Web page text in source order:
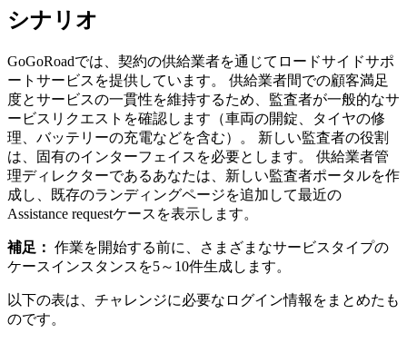
シナリオ
GoGoRoadでは、契約の供給業者を通じてロードサイドサポ
ートサービスを提供しています。 供給業者間での顧客満足
度とサービスの一貫性を維持するため、監査者が一般的なサ
ービスリクエストを確認します（車両の開錠、タイヤの修
理、バッテリーの充電などを含む）。 新しい監査者の役割
は、固有のインターフェイスを必要とします。 供給業者管
理ディレクターであるあなたは、新しい監査者ポータルを作
成し、既存のランディングページを追加して最近の
Assistance requestケースを表示します。
補足： 作業を開始する前に、さまざまなサービスタイプの
ケースインスタンスを5～10件生成します。
以下の表は、チャレンジに必要なログイン情報をまとめたも
のです。